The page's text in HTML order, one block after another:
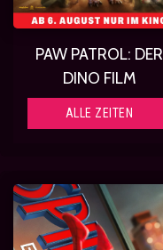
PAW PATROL: DER
DINO FILM
ALLE ZEITEN